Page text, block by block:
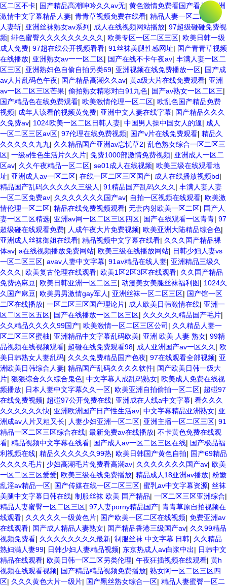
区二区不卡| 国产精品高潮呻吟久久av无| 黄色激情免费看国产看片
亚洲
激情中文字幕精品人妻| 青青草视频免费在线看| 精品人妻一区二区三区
人妻斩| 亚洲丝袜熟女av系列 | 成人在线视频网站播放| 97超级碰碰免费视
频| 绯色蜜臀久久久久久久久久久 | 欧美专区一区二区三区| 欧美日韩一级
成人免费| 97超在线公开视频看看| 91丝袜美腿性感网址| 国产青青草视频
在线播放| 亚洲熟女av一一区二区| 国产在线不卡午夜av| 丰满人妻一区二
区三区| 亚洲熟妇色自偷自拍另类69| 亚洲视频在线免费播放一区| 国产成
av人片乱码色午夜| 国产精品高潮久久av| 黄a级大片在线免费观看| 亚洲
av一区二区三区芒果| 偷拍熟女精彩对白91九色| 国产av熟女一区二区三|
国产精品色在线免费观看| 欧美激情伦理一区二区| 欧乱色国产精品免费
视频| 成年人该看的视频黄免费| 亚洲中文人妻在线字幕| 国产精品久久久
久免费av| 1024欧美一区二区日韩人妻| 中国男人操中国女人的逼| 成人
一区二区三区av区| 97伦理在线免费视频| 国产v片在线免费观看| 精品久
久久久久久九九| 久久精品国产亚洲av忘忧草2| 乱色熟女综合一区二区三
区| 一级a性色生活片久久片| 免费1000部激情免费视频| 亚洲成人一区二
区av| 久久午夜精品一区二区| se01成人在线视频| 欧美三级在线观看地
址| 亚洲成人av一区二区| 在线一区二区三区国产| 成人在线播放视频bd|
精品国产乱码久久久久久三级人 | 91精品国产乱码久久久 | 丰满人妻人妻
一区二区免费av| 久久久久久久久国产av| 自拍一区视频在线观看| 欧美激
情伦理一区二区| 精品在线免费视频观看| 无套内射欧美一区二区| 国产人
妻一区二区精选| 亚洲av网一区二区三区四区| 国产在线观看一区青青| 97
超级碰在线观看免费| 人成午夜大片免费视频| 欧美亚洲大陆精品综合色|
亚洲成人丝袜御姐在线看| 精品视频中文字幕在线看| 久久久国产精品裸
体av| a在线视频播放免费网站| 欧美三级在线播放网站| 日韩少妇人妻vs
一区二区三区| avav人妻中文字幕| 91av精品在线人妻| 亚洲精品三级久
久久久 | 欧美复古伦理在线观看| 欧美1区2区3区在线观看| 久久国产精品
免费热麻豆| 欧美日韩亚洲一区二区三| 动漫美女美腿丝袜福利图| 1024久
久国产麻豆| 欧美男男激情gay军人 | 亚洲丝袜一区二区三区| 国产馆一区
二区在线播放| 一区二区三区国产理论片| 成人欧美日韩激情在线| 亚洲一
区二区三区五区| 国产在线播放一区二区三区| 久久久久久精品国产毛片|
久久精品久久久久99国产| 欧美激情一区二区三区公司 | 久久精品人妻一
区二区三区蜜柚| 亚洲精品中文字幕乱码欧美| 亚洲 欧美 人妻 熟女| 99精
品视频在线视频观看| 超碰在线免费观看98| 成人亚洲国产av一区久久 | 欧
美日韩熟女人妻乱码| 久久久免费精品国产色夜| 97在线观看全部视频| 亚
洲欧美日韩综合人妻| 精品国产乱码久久久久软件| 国产欧美日韩一级大
片| 狠狠综合久久综合鬼色| 中文字幕人成乱码熟女| 欧美成人免费在线视
频播放| 日本人妻中文字幕久久一区| 欧美亚洲自拍偷拍一区二区| 超碰97
在线免费视频| 超碰97公开免费在线| 亚洲成在人线a中文字幕| 看久久久
久久久久久久快| 亚洲欧洲国产日产性生活av| 中文字幕精品亚洲熟女| 亚
洲成av人片又粗又长| 人妻少妇亚洲一区二区| 亚洲主播一区二区三区| 91
精品一区二区三区综合在线| 最新免费av在线播放| 不卡黄色免费在线观
看| 精品视频中文字幕在线看| 国产成人av一区二区三区在线| 国产极品福
利视频在线| 精品久久久久久久99热| 欧美日韩国产黄色自拍| 国产69精品
久久久久毛片| 少妇高潮毛片免费看高潮av| 久久久久久久久国产av| 欧美
一区二区三区爱爱| 欧美三级在线免费播放| 精品成人18亚洲av播放| 粉嫩
乱淫av精品一区| 国产传媒在线一区二区三区| 蜜乳av中文字幕资源| 丝袜
美腿中文字幕日韩在线| 制服丝袜 欧美 国产精品| 一区二区三区亚洲综合|
精品人妻蜜臀一区二区三区| 97人妻porny精品国产| 青青草原自拍视频在
线观看| 久久久久久一级黄色片| 国产欧美一区二区在线视频| 免费亚洲av
在线观看| 国产成人精品人妻熟女| 国产精品香港三级国产av| 久久99精品
视频免费看| 久久久久久久久久最新| 制服丝袜 中文字幕 日韩| 久久精品
熟妇满人妻99| 日韩少妇人妻精品视频| 东京热成人av白浆中出| 日韩中文
精品在线观看| 欧美日韩一区二区另类伦理| 午夜狂插视频在线观看| 黄h
视频在线观看视频| 国产精品精品视频免费播放| 熟女阿一区二区三区四
区| 久久久黄色大片一级片| 国产黑丝熟女综合一区| 精品人妻蜜臀一区二